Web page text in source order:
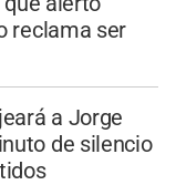
reclama ser
a Jorge
de silencio